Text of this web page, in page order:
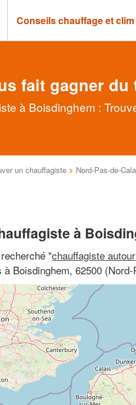
Conseils chauffage et clim
fait gagner du
à Boisdinghem :
un chauffagiste > Nord-Pas-de-
à
"chauffagiste
à Boisdinghem, 62500